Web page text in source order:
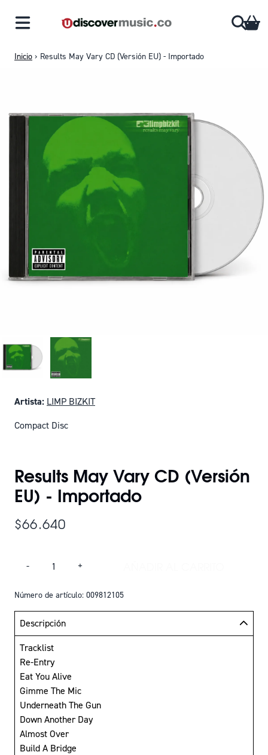
Inicio › Results May Vary CD (Versión EU) - Importado
Artista: LIMP BIZKIT
Compact Disc
Results May Vary CD (Versión
EU) - Importado
$66.640
- +
Número de artículo: 009812105
Descripción
Tracklist
Re-Entry
Eat You Alive
Gimme The Mic
Underneath The Gun
Down Another Day
Almost Over
Build A Bridge